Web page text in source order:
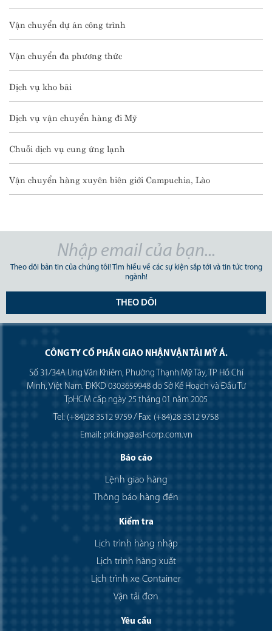
Vận chuyển dự án công trình
Vận chuyển đa phương thức
Dịch vụ kho bãi
Dịch vụ vận chuyển hàng đi Mỹ
Chuỗi dịch vụ cung ứng lạnh
Vận chuyển hàng xuyên biên giới Campuchia, Lào
Theo dõi bản tin của chúng tôi! Tìm hiểu về các sự kiện sắp tới và tin tức trong
ngành!
THEO DÕI
CÔNG TY CỔ PHẦN GIAO NHẬN VẬN TẢI MỸ Á.
Số 31/34A Ung Văn Khiêm, Phường Thạnh Mỹ Tây, TP Hồ Chí
Minh, Việt Nam. ĐKKD 0303659948 do Sở Kế Hoạch và Đầu Tư
TpHCM cấp ngày 25 tháng 01 năm 2005
Tel: (+84)28 3512 9759 / Fax: (+84)28 3512 9758
Email: pricing@asl-corp.com.vn
Báo cáo
Lệnh giao hàng
Thông báo hàng đến
Kiểm tra
Lịch trình hàng nhập
Lịch trình hàng xuất
Lịch trình xe Container
Vận tải đơn
Yêu cầu